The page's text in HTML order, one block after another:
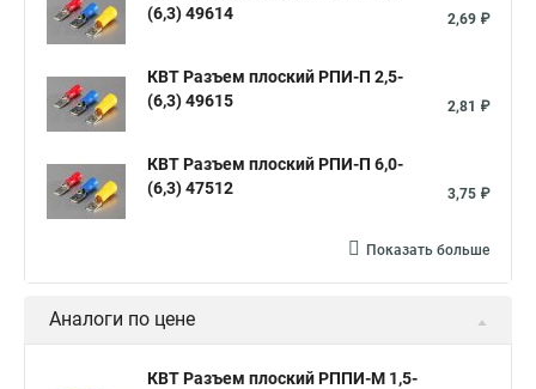
(6,3) 49614
2,69 ₽
КВТ Разъем плоский РПИ-П 2,5-
(6,3) 49615
2,81 ₽
КВТ Разъем плоский РПИ-П 6,0-
(6,3) 47512
3,75 ₽
Показать больше
Аналоги по цене
КВТ Разъем плоский РППИ-М 1,5-